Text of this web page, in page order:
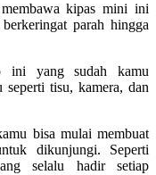
kipas mini ini
parah hingga
ini yang sudah kamu
tisu, kamera, dan
bisa mulai membuat
dikunjungi. Seperti
selalu hadir setiap